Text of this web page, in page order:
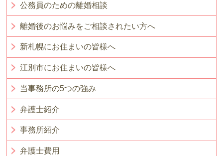
公務員のための離婚相談
離婚後のお悩みをご相談されたい方へ
新札幌にお住まいの皆様へ
江別市にお住まいの皆様へ
当事務所の5つの強み
弁護士紹介
事務所紹介
弁護士費用